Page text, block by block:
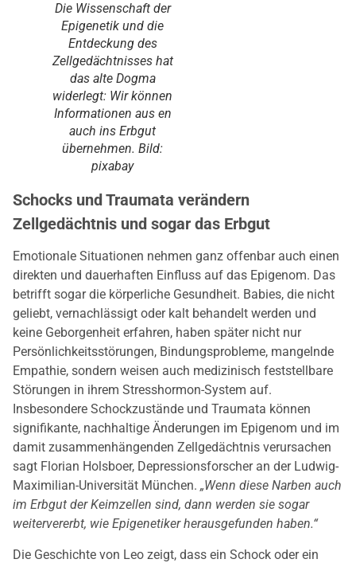
Die Wissenschaft der
Epigenetik und die
Entdeckung des
Zellgedächtnisses hat
das alte Dogma
widerlegt: Wir können
Informationen aus en
auch ins Erbgut
übernehmen. Bild:
pixabay
Schocks und Traumata verändern
Zellgedächtnis und sogar das Erbgut
Emotionale Situationen nehmen ganz offenbar auch einen
direkten und dauerhaften Einfluss auf das Epigenom. Das
betrifft sogar die körperliche Gesundheit. Babies, die nicht
geliebt, vernachlässigt oder kalt behandelt werden und
keine Geborgenheit erfahren, haben später nicht nur
Persönlichkeitsstörungen, Bindungsprobleme, mangelnde
Empathie, sondern weisen auch medizinisch feststellbare
Störungen in ihrem Stresshormon-System auf.
Insbesondere Schockzustände und Traumata können
signifikante, nachhaltige Änderungen im Epigenom und im
damit zusammenhängenden Zellgedächtnis verursachen
sagt Florian Holsboer, Depressionsforscher an der Ludwig-
Maximilian-Universität München. „Wenn diese Narben auch
im Erbgut der Keimzellen sind, dann werden sie sogar
weitervererbt, wie Epigenetiker herausgefunden haben.“
Die Geschichte von Leo zeigt, dass ein Schock oder ein